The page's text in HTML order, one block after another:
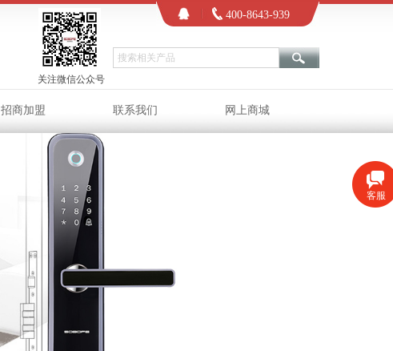
招商加盟 联系我们 网上商城
400-8643-939
关注微信公众号
客服